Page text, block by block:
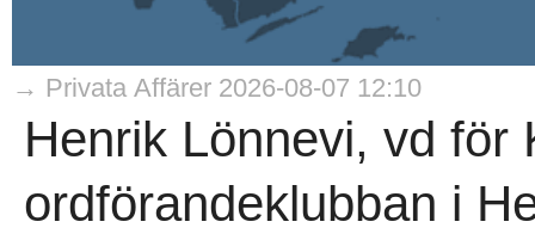
→ Privata Affärer 2026-08-07 12:10
Henrik Lönnevi, vd för
ordförandeklubban i